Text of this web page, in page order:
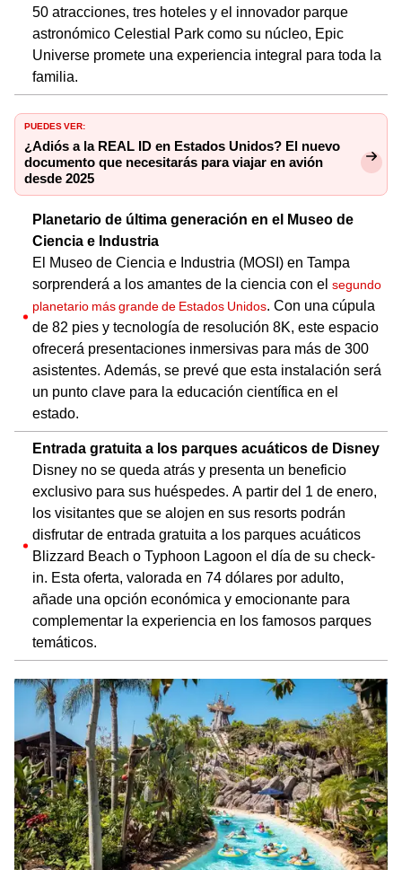
50 atracciones, tres hoteles y el innovador parque
astronómico Celestial Park como su núcleo, Epic
Universe promete una experiencia integral para toda la
familia.
PUEDES VER:
¿Adiós a la REAL ID en Estados Unidos? El nuevo
documento que necesitarás para viajar en avión
desde 2025
Planetario de última generación en el Museo de
Ciencia e Industria
El Museo de Ciencia e Industria (MOSI) en Tampa
sorprenderá a los amantes de la ciencia con el segundo
planetario más grande de Estados Unidos. Con una cúpula
de 82 pies y tecnología de resolución 8K, este espacio
ofrecerá presentaciones inmersivas para más de 300
asistentes. Además, se prevé que esta instalación será
un punto clave para la educación científica en el
estado.
Entrada gratuita a los parques acuáticos de Disney
Disney no se queda atrás y presenta un beneficio
exclusivo para sus huéspedes. A partir del 1 de enero,
los visitantes que se alojen en sus resorts podrán
disfrutar de entrada gratuita a los parques acuáticos
Blizzard Beach o Typhoon Lagoon el día de su check-
in. Esta oferta, valorada en 74 dólares por adulto,
añade una opción económica y emocionante para
complementar la experiencia en los famosos parques
temáticos.